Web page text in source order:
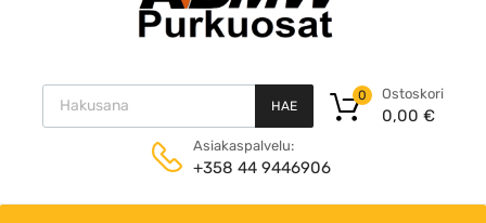
Products search
HAE
Ostoskori
0,00 €
0
Asiakaspalvelu:
+358 44 9446906